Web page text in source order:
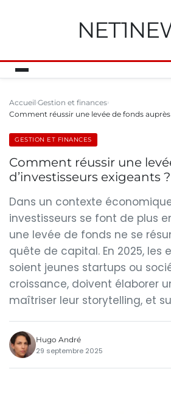
Accueil Gestion et finances
Comment réussir une levée de fonds auprès
GESTION ET FINANCES
Comment réussir une
d’investisseurs exigeants ?
Dans un contexte
investisseurs se font de plus
une levée de fonds ne se
quête de capital. En 2025, les
soient jeunes startups ou
croissance, doivent élaborer
maîtriser leur storytelling, et
Hugo André
29 septembre 2025